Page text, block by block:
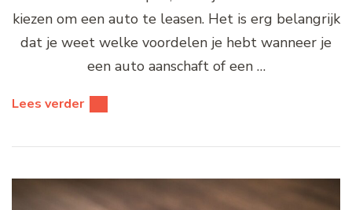
kiezen om een auto te leasen. Het is erg belangrijk
dat je weet welke voordelen je hebt wanneer je
een auto aanschaft of een …
Lees verder